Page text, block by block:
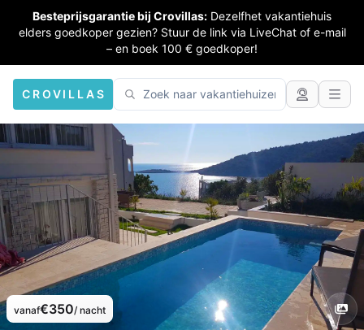
Besteprijsgarantie bij Crovillas: Dezelfhet vakantiehuis
elders goedkoper gezien? Stuur de link via LiveChat of e-mail
– en boek 100 € goedkoper!
CROVILLAS
vanaf€350/ nacht